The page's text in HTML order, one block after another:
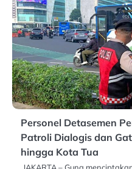
Personel Detasemen
Patroli Dialogis dan
hingga Kota Tua